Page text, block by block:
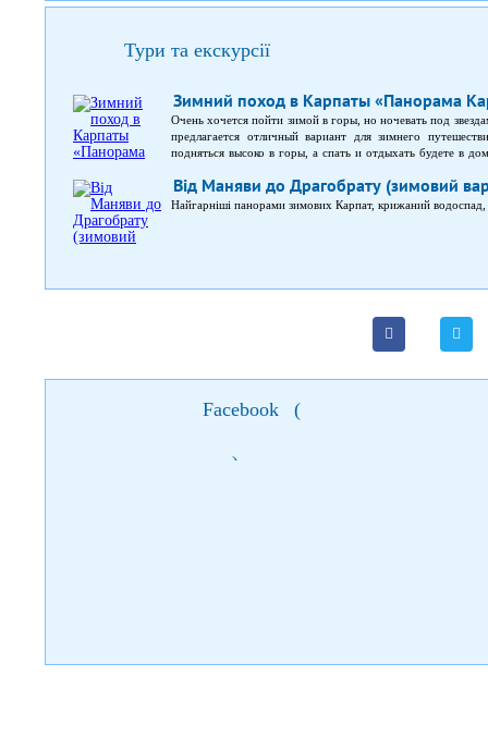
Тури та екскурсії
Зимний поход в Карпаты «Панорама
Очень хочется пойти зимой в горы, но ночевать под
предлагается отличный вариант для зимнего
подняться высоко в горы, а спать и отдыхать будете в
архитектура и быт 19 столетия;прохождение многих
на Черногорский хребет;путешествие на полонину
Від Маняви до Драгобрату (зимовий
Найгарніші панорами зимових Карпат, крижаний водоспад,
Facebook (
)